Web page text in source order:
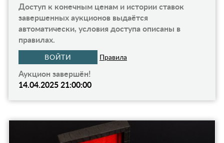
Доступ к конечным ценам и истории ставок
завершенных аукционов выдаётся
автоматически, условия доступа описаны в
правилах.
ВОЙТИ Правила
Аукцион завершён!
14.04.2025 21:00:00